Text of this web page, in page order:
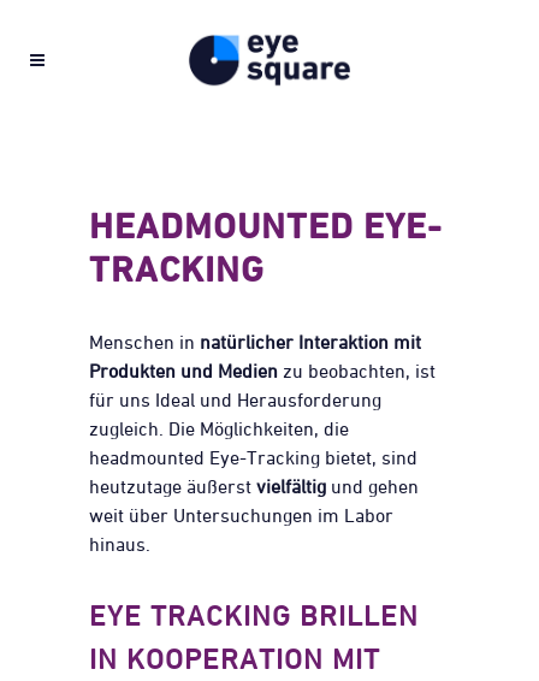
HEADMOUNTED EYE-
TRACKING
Menschen in natürlicher Interaktion mit
Produkten und Medien zu beobachten, ist
für uns Ideal und Herausforderung
zugleich. Die Möglichkeiten, die
headmounted Eye-Tracking bietet, sind
heutzutage äußerst vielfältig und gehen
weit über Untersuchungen im Labor
hinaus.
EYE TRACKING BRILLEN
IN KOOPERATION MIT